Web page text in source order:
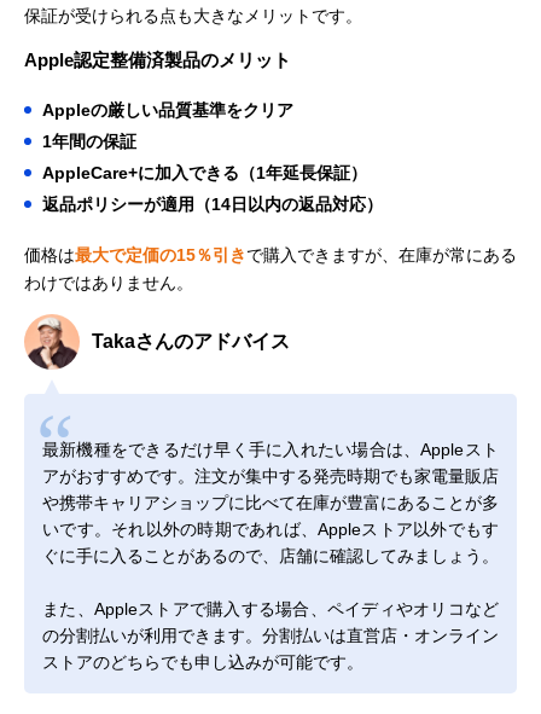
保証が受けられる点も大きなメリットです。
Apple認定整備済製品のメリット
Appleの厳しい品質基準をクリア
1年間の保証
AppleCare+に加入できる（1年延長保証）
返品ポリシーが適用（14日以内の返品対応）
価格は最大で定価の15％引きで購入できますが、在庫が常にある
わけではありません。
Takaさんのアドバイス
最新機種をできるだけ早く手に入れたい場合は、Appleスト
アがおすすめです。注文が集中する発売時期でも家電量販店
や携帯キャリアショップに比べて在庫が豊富にあることが多
いです。それ以外の時期であれば、Appleストア以外でもす
ぐに手に入ることがあるので、店舗に確認してみましょう。
また、Appleストアで購入する場合、ペイディやオリコなど
の分割払いが利用できます。分割払いは直営店・オンライン
ストアのどちらでも申し込みが可能です。